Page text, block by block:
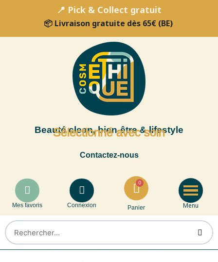
📍 Pick & Collect gratuit
📦 Livraison gratuite dès 65€ (BE)
Beauté clean, bien-être & lifestyle
Sélectionné avec soin
Contactez-nous
Mes favoris Connexion Panier Menu